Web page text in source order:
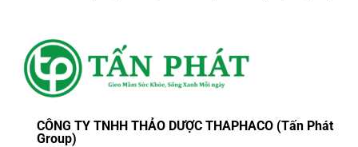
CÔNG TY TNHH THẢO DƯỢC THAPHACO (Tấn Phát
Group)